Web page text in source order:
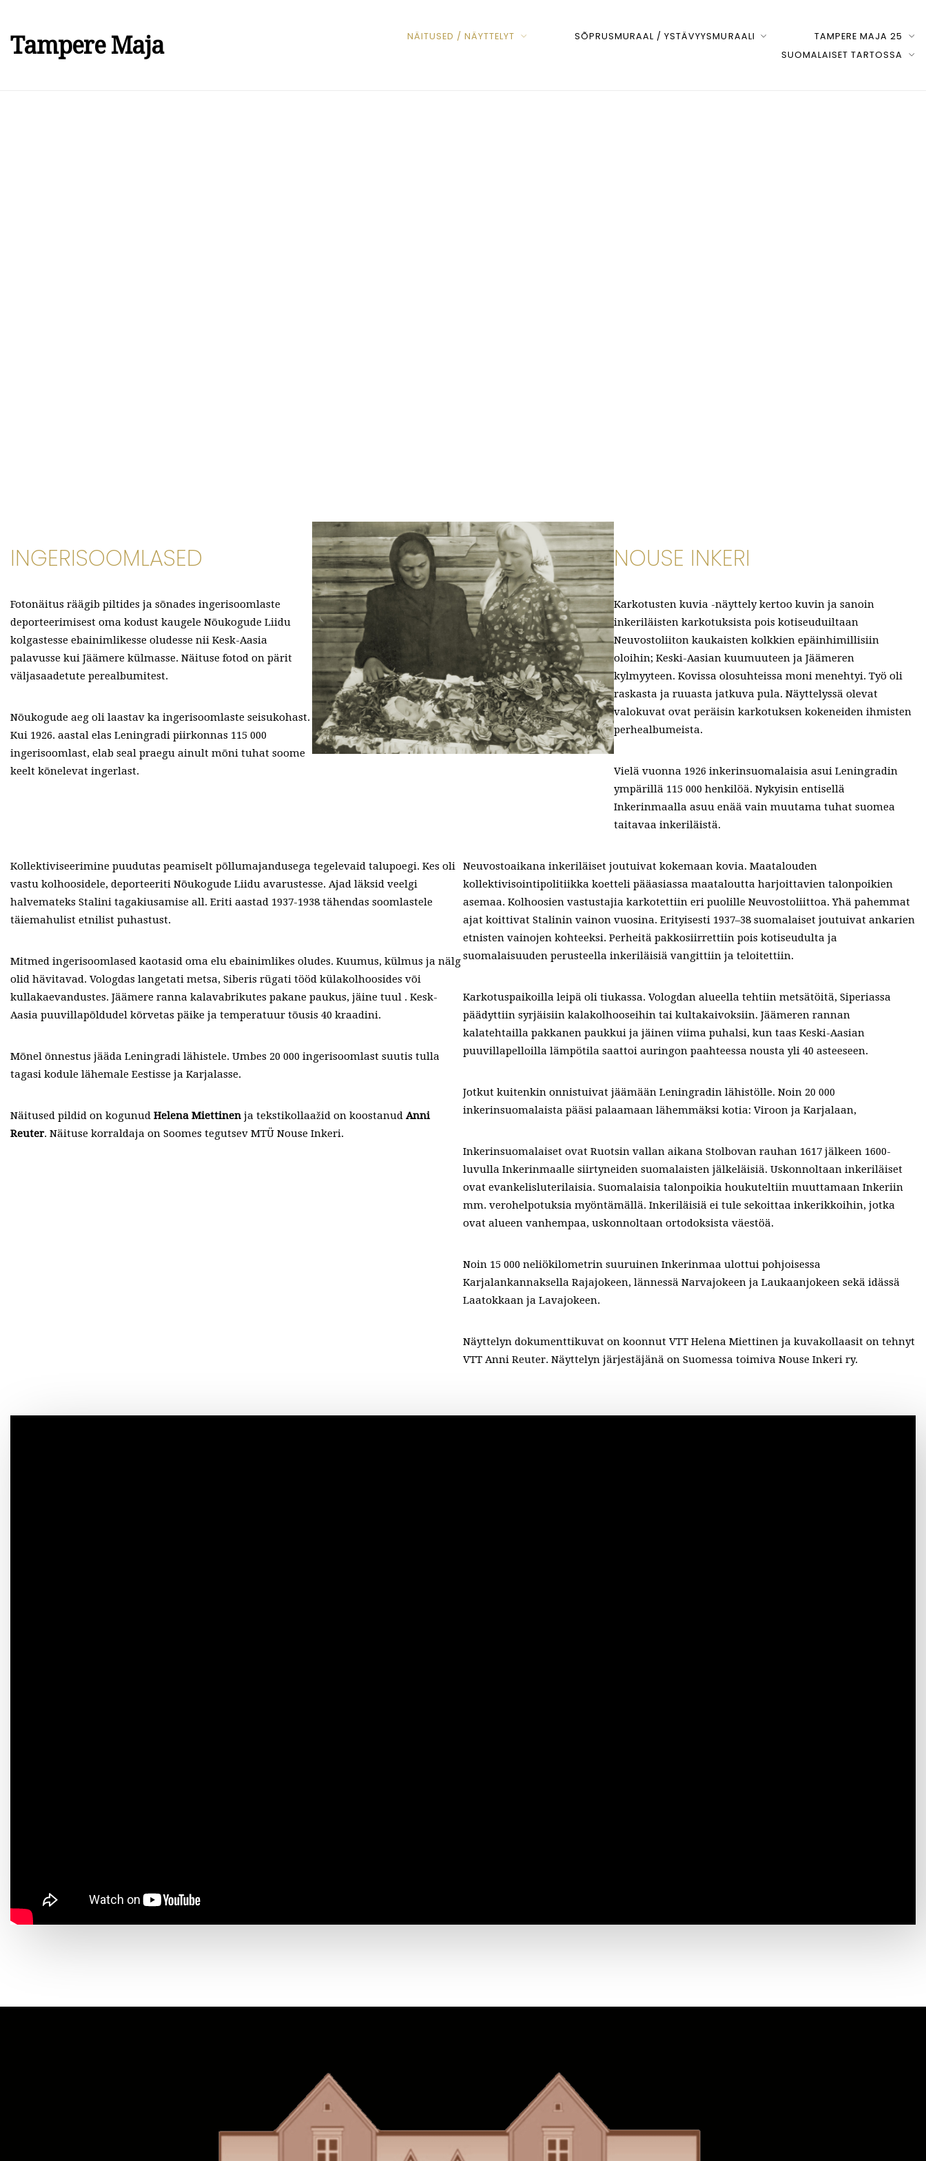
Tampere Maja NÄITUSED / NÄYTTELYT SÕPRUSMURAAL / YSTÄVYYSMURAALI
TAMPERE MAJA 25
SUOMALAISET TARTOSSA
INGERISOOMLASED
Fotonäitus räägib piltides ja sõnades ingerisoomlaste
deporteerimisest oma kodust kaugele Nõukogude Liidu
kolgastesse ebainimlikesse oludesse nii Kesk-Aasia
palavusse kui Jäämere külmasse. Näituse fotod on pärit
väljasaadetute perealbumitest.
Nõukogude aeg oli laastav ka ingerisoomlaste seisukohast.
Kui 1926. aastal elas Leningradi piirkonnas 115 000
ingerisoomlast, elab seal praegu ainult mõni tuhat soome
keelt kõnelevat ingerlast.
NOUSE INKERI
Karkotusten kuvia -näyttely kertoo kuvin ja sanoin
inkeriläisten karkotuksista pois kotiseuduiltaan
Neuvostoliiton kaukaisten kolkkien epäinhimillisiin
oloihin; Keski-Aasian kuumuuteen ja Jäämeren
kylmyyteen. Kovissa olosuhteissa moni menehtyi. Työ oli
raskasta ja ruuasta jatkuva pula. Näyttelyssä olevat
valokuvat ovat peräisin karkotuksen kokeneiden ihmisten
perhealbumeista.
Vielä vuonna 1926 inkerinsuomalaisia asui Leningradin
ympärillä 115 000 henkilöä. Nykyisin entisellä
Inkerinmaalla asuu enää vain muutama tuhat suomea
taitavaa inkeriläistä.
Kollektiviseerimine puudutas peamiselt põllumajandusega tegelevaid talupoegi. Kes oli
vastu kolhoosidele, deporteeriti Nõukogude Liidu avarustesse. Ajad läksid veelgi
halvemateks Stalini tagakiusamise all. Eriti aastad 1937-1938 tähendas soomlastele
täiemahulist etnilist puhastust.
Mitmed ingerisoomlased kaotasid oma elu ebainimlikes oludes. Kuumus, külmus ja nälg
olid hävitavad. Vologdas langetati metsa, Siberis rügati tööd külakolhoosides või
kullakaevandustes. Jäämere ranna kalavabrikutes pakane paukus, jäine tuul . Kesk-
Aasia puuvillapõldudel kõrvetas päike ja temperatuur tõusis 40 kraadini.
Mõnel õnnestus jääda Leningradi lähistele. Umbes 20 000 ingerisoomlast suutis tulla
tagasi kodule lähemale Eestisse ja Karjalasse.
Näitused pildid on kogunud Helena Miettinen ja tekstikollaažid on koostanud Anni
Reuter. Näituse korraldaja on Soomes tegutsev MTÜ Nouse Inkeri.
Neuvostoaikana inkeriläiset joutuivat kokemaan kovia. Maatalouden
kollektivisointipolitiikka koetteli pääasiassa maataloutta harjoittavien talonpoikien
asemaa. Kolhoosien vastustajia karkotettiin eri puolille Neuvostoliittoa. Yhä pahemmat
ajat koittivat Stalinin vainon vuosina. Erityisesti 1937–38 suomalaiset joutuivat ankarien
etnisten vainojen kohteeksi. Perheitä pakkosiirrettiin pois kotiseudulta ja
suomalaisuuden perusteella inkeriläisiä vangittiin ja teloitettiin.
Karkotuspaikoilla leipä oli tiukassa. Vologdan alueella tehtiin metsätöitä, Siperiassa
päädyttiin syrjäisiin kalakolhooseihin tai kultakaivoksiin. Jäämeren rannan
kalatehtailla pakkanen paukkui ja jäinen viima puhalsi, kun taas Keski-Aasian
puuvillapelloilla lämpötila saattoi auringon paahteessa nousta yli 40 asteeseen.
Jotkut kuitenkin onnistuivat jäämään Leningradin lähistölle. Noin 20 000
inkerinsuomalaista pääsi palaamaan lähemmäksi kotia: Viroon ja Karjalaan,
Inkerinsuomalaiset ovat Ruotsin vallan aikana Stolbovan rauhan 1617 jälkeen 1600-
luvulla Inkerinmaalle siirtyneiden suomalaisten jälkeläisiä. Uskonnoltaan inkeriläiset
ovat evankelisluterilaisia. Suomalaisia talonpoikia houkuteltiin muuttamaan Inkeriin
mm. verohelpotuksia myöntämällä. Inkeriläisiä ei tule sekoittaa inkerikkoihin, jotka
ovat alueen vanhempaa, uskonnoltaan ortodoksista väestöä.
Noin 15 000 neliökilometrin suuruinen Inkerinmaa ulottui pohjoisessa
Karjalankannaksella Rajajokeen, lännessä Narvajokeen ja Laukaanjokeen sekä idässä
Laatokkaan ja Lavajokeen.
Näyttelyn dokumenttikuvat on koonnut VTT Helena Miettinen ja kuvakollaasit on tehnyt
VTT Anni Reuter. Näyttelyn järjestäjänä on Suomessa toimiva Nouse Inkeri ry.